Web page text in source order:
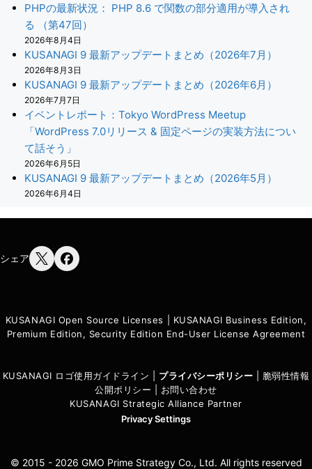
PHPの最新状況： PHP 8.6 で関数の部分適用が導入され
る （第47回）
2026年8月4日
KUSANAGI 9 最新アップデートまとめ（2026年7月）
2026年8月3日
KUSANAGI 9 最新アップデートまとめ（2026年6月）
2026年7月7日
イベントレポート：Tokyo WordPress Meetup
「WordPress 7.0リリース & 固定ページの実装方法につい
て話そう」
2026年6月5日
KUSANAGI 9 最新アップデートまとめ（2026年5月）
2026年6月4日
シェア
KUSANAGI Open Source Licenses
KUSANAGI Business Edition,
Premium Edition, Security Edition End-User License Agreement
KUSANAGI ロゴ使用ガイドライン プライバシーポリシー
脆弱性情報
公開ポリシー
お問い合わせ
KUSANAGI Strategic Alliance Partner
Privacy Settings
© 2015 - 2026 GMO Prime Strategy Co., Ltd. All rights reserved